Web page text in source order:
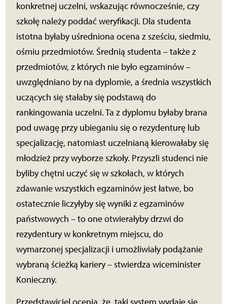
konkretnej uczelni, wskazując równocześnie, czy
szkołę należy poddać weryfikacji. Dla studenta
istotna byłaby uśredniona ocena z sześciu, siedmiu,
ośmiu przedmiotów. Średnią studenta – także z
przedmiotów, z których nie było egzaminów –
uwzględniano by na dyplomie, a średnia wszystkich
uczących się stałaby się podstawą do
rankingowania uczelni. Ta z dyplomu byłaby brana
pod uwagę przy ubieganiu się o rezydenturę lub
specjalizację, natomiast uczelnianą kierowałaby się
młodzież przy wyborze szkoły. Przyszli studenci nie
byliby chętni uczyć się w szkołach, w których
zdawanie wszystkich egzaminów jest łatwe, bo
ostatecznie liczyłyby się wyniki z egzaminów
państwowych – to one otwierałyby drzwi do
rezydentury w konkretnym miejscu, do
wymarzonej specjalizacji i umożliwiały podążanie
wybraną ścieżką kariery – stwierdza wiceminister
Konieczny.